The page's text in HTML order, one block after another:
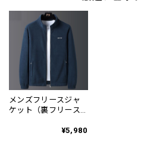
メンズフリースジャ
ケット（裏フリース
¥5,980